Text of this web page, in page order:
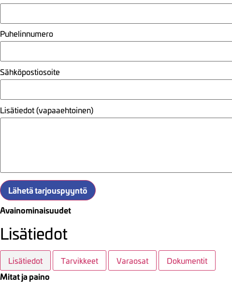
Puhelinnumero
Sähköpostiosoite
Lisätiedot (vapaaehtoinen)
Lähetä tarjouspyyntö
Avainominaisuudet
Lisätiedot
Lisätiedot Tarvikkeet Varaosat Dokumentit
Mitat ja paino